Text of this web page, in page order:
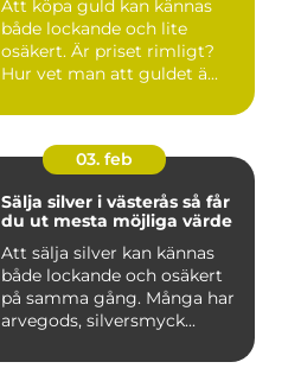
Att köpa guld kan kännas
både lockande och lite
osäkert. Är priset rimligt?
Hur vet man att guldet ä...
03. feb
Sälja silver i västerås så får
du ut mesta möjliga värde
Att sälja silver kan kännas
både lockande och osäkert
på samma gång. Många har
arvegods, silversmyck...